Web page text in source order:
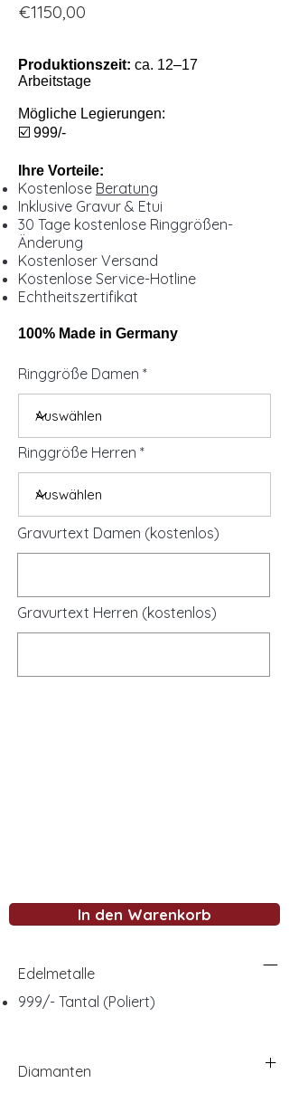
€1150,00
Produktionszeit: ca. 12–17
Arbeitstage
Mögliche Legierungen:
☑️ 999/-
Ihre Vorteile:
Kostenlose Beratung
Inklusive Gravur & Etui
30 Tage kostenlose Ringgrößen-
Änderung
Kostenloser Versand
Kostenlose Service-Hotline
Echtheitszertifikat
100% Made in Germany
Ringgröße Damen
Ringgröße Herren
Gravurtext Damen (kostenlos)
Gravurtext Herren (kostenlos)
In den Warenkorb
Edelmetalle
999/- Tantal (Poliert)
Diamanten